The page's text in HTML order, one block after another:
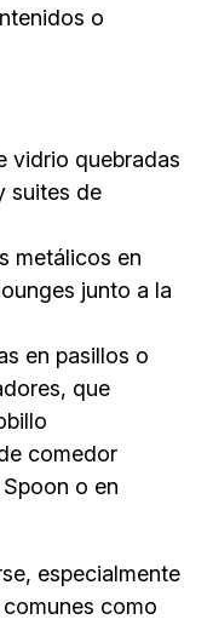
o
vidrio quebradas
suites de
metálicos en
junto a la
en pasillos o
que
comedor
o en
especialmente
como